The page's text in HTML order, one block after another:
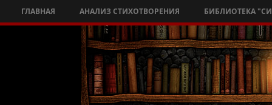
ГЛАВНАЯ АНАЛИЗ СТИХОТВОРЕНИЯ БИБЛИОТЕКА